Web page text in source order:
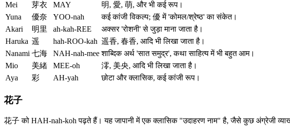
Mei
芽衣 MAY
明, 愛, 萌, और भी कई रूप।
Yuna
優奈 YOO-nah
कई कांजी विकल्प; 優 में 'कोमल/श्रेष्ठ' का संकेत।
Akari
明里 ah-kah-REE
अक्सर 'रोशनी' से जुड़ा माना जाता है।
Haruka 遥 hah-ROO-kah 遥香, 春香, आदि भी लिखा जाता है।
Nanami 七海 NAH-nah-mee शाब्दिक अर्थ 'सात समुद्र', कथा साहित्य में भी बहुत आम।
Mio
美緒 MEE-oh
澪, 美央, आदि भी लिखा जाता है।
Aya
彩 AH-yah छोटा और क्लासिक, कई कांजी रूप।
花子
花子 को HAH-nah-koh पढ़ते हैं। यह जापानी में एक क्लासिक "उदाहरण नाम" है, जैसे कुछ अंग्रेजी